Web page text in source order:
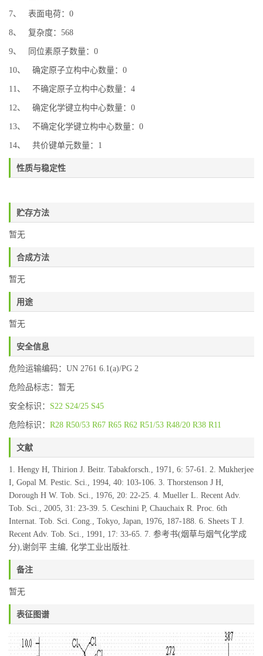
7、 表面电荷：0
8、 复杂度：568
9、 同位素原子数量：0
10、 确定原子立构中心数量：0
11、 不确定原子立构中心数量：4
12、 确定化学键立构中心数量：0
13、 不确定化学键立构中心数量：0
14、 共价键单元数量：1
性质与稳定性
贮存方法
暂无
合成方法
暂无
用途
暂无
安全信息
危险运输编码：UN 2761 6.1(a)/PG 2
危险品标志：暂无
安全标识： S22 S24/25 S45
危险标识： R28 R50/53 R67 R65 R62 R51/53 R48/20 R38 R11
文献
1. Hengy H, Thirion J. Beitr. Tabakforsch., 1971, 6: 57-61. 2. Mukherjee
I, Gopal M. Pestic. Sci., 1994, 40: 103-106. 3. Thorstenson J H,
Dorough H W. Tob. Sci., 1976, 20: 22-25. 4. Mueller L. Recent Adv.
Tob. Sci., 2005, 31: 23-39. 5. Ceschini P, Chauchaix R. Proc. 6th
Internat. Tob. Sci. Cong., Tokyo, Japan, 1976, 187-188. 6. Sheets T J.
Recent Adv. Tob. Sci., 1991, 17: 33-65. 7. 参考书(烟草与烟气化学成
分),谢剑平 主编, 化学工业出版社.
备注
暂无
表征图谱